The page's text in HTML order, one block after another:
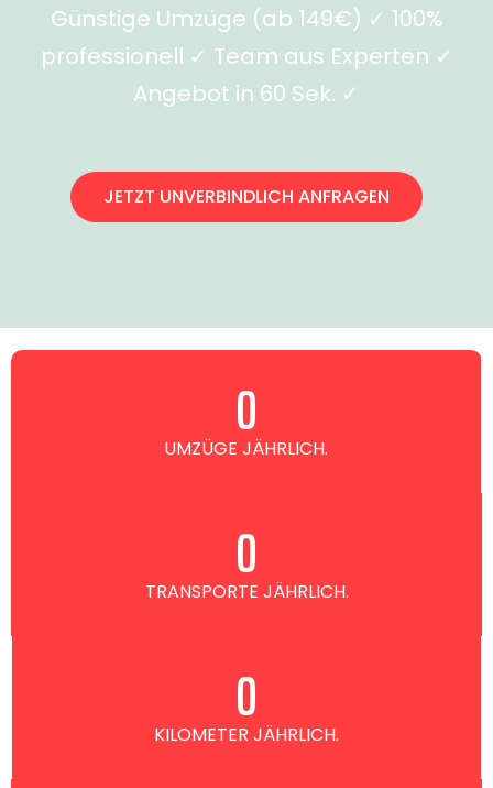
Günstige Umzüge (ab 149€) ✓ 100%
professionell ✓ Team aus Experten ✓
Angebot in 60 Sek. ✓
JETZT UNVERBINDLICH ANFRAGEN
UMZÜGE JÄHRLICH.
0
TRANSPORTE JÄHRLICH.
0
KILOMETER JÄHRLICH.
0